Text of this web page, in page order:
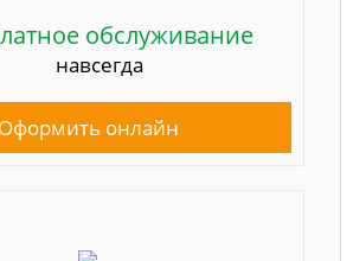
обслуживание
навсегда
Оформить онлайн